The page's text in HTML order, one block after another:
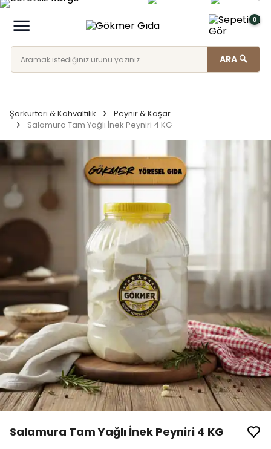
ARA 🔍
0
Şarkürteri & Kahvaltılık
Peynir & Kaşar
Salamura Tam Yağlı İnek Peyniri 4 KG
Salamura Tam Yağlı İnek Peyniri 4 KG